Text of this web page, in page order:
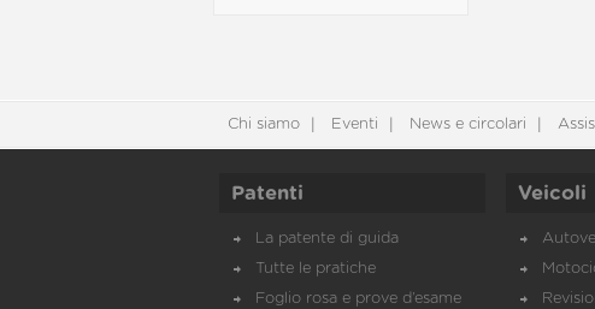
Chi siamo Eventi News e circolari
Patenti
La patente di guida
Tutte le pratiche
Foglio rosa e prove d’esame
Veicoli